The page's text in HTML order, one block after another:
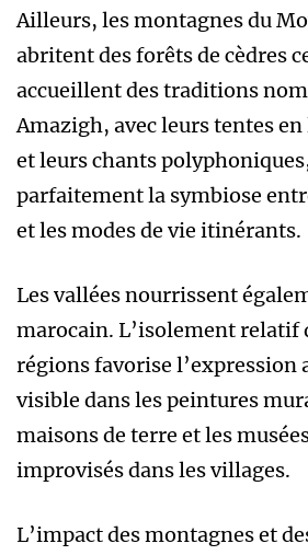
Ailleurs, les montagnes du
abritent des forêts de cèdres
accueillent des traditions
Amazigh, avec leurs tentes
et leurs chants
parfaitement la symbiose
et les modes de vie itinérants.
Les vallées nourrissent
marocain. L’isolement relatif
régions favorise l’expression
visible dans les peintures
maisons de terre et les
improvisés dans les villages.
L’impact des montagnes et